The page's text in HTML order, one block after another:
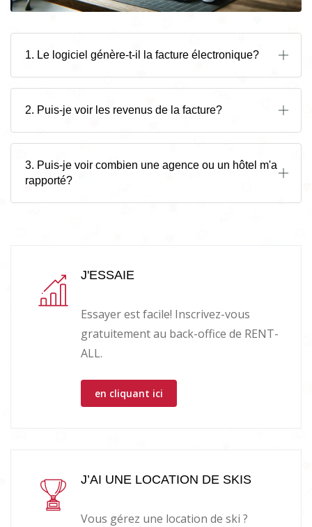
1. Le logiciel génère-t-il la facture électronique?
2. Puis-je voir les revenus de la facture?
3. Puis-je voir combien une agence ou un hôtel m'a
rapporté?
J'ESSAIE
Essayer est facile! Inscrivez-vous
gratuitement au back-office de RENT-
ALL.
en cliquant ici
J’AI UNE LOCATION DE SKIS
Vous gérez une location de ski ?